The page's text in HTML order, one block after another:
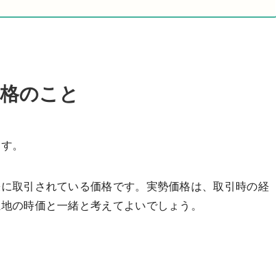
のこと
。
取引されている価格です。実勢価格は、取引時の経
の時価と一緒と考えてよいでしょう。